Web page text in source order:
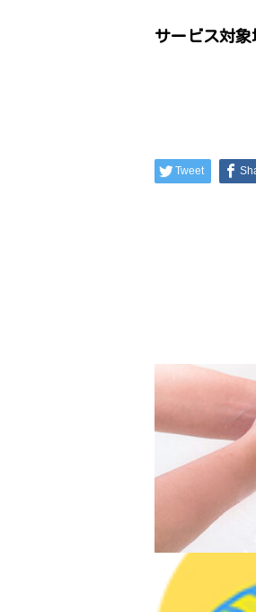
サービス対象
Tweet